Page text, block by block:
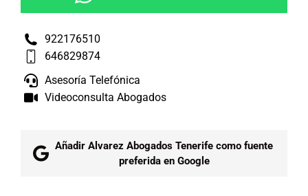
922176510
646829874
Asesoría Telefónica
Videoconsulta Abogados
Añadir Alvarez Abogados Tenerife como fuente
preferida en Google